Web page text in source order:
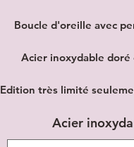
Boucle d'oreille avec
Acier inoxydable doré
Edition très limité
Acier